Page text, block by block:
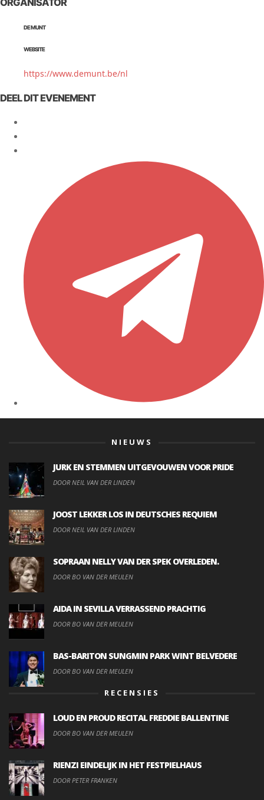
ORGANISATOR
DE MUNT
WEBSITE
https://www.demunt.be/nl
DEEL DIT EVENEMENT
NIEUWS
JURK EN STEMMEN UITGEVOUWEN VOOR PRIDE
DOOR NEIL VAN DER LINDEN
JOOST LEKKER LOS IN DEUTSCHES REQUIEM
DOOR NEIL VAN DER LINDEN
SOPRAAN NELLY VAN DER SPEK OVERLEDEN.
DOOR BO VAN DER MEULEN
AIDA IN SEVILLA VERRASSEND PRACHTIG
DOOR BO VAN DER MEULEN
BAS-BARITON SUNGMIN PARK WINT BELVEDERE
DOOR BO VAN DER MEULEN
RECENSIES
LOUD EN PROUD RECITAL FREDDIE BALLENTINE
DOOR BO VAN DER MEULEN
RIENZI EINDELIJK IN HET FESTPIELHAUS
DOOR PETER FRANKEN